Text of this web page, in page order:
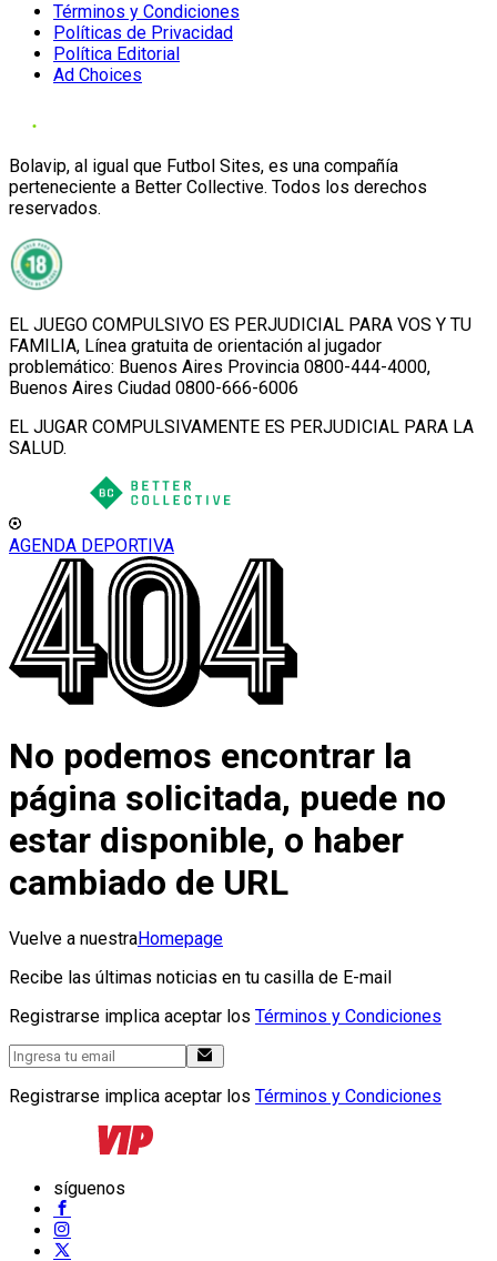
Términos y Condiciones
Políticas de Privacidad
Política Editorial
Ad Choices
Bolavip, al igual que Futbol Sites, es una compañía
perteneciente a Better Collective. Todos los derechos
reservados.
EL JUEGO COMPULSIVO ES PERJUDICIAL PARA VOS Y TU
FAMILIA, Línea gratuita de orientación al jugador
problemático: Buenos Aires Provincia 0800-444-4000,
Buenos Aires Ciudad 0800-666-6006
EL JUGAR COMPULSIVAMENTE ES PERJUDICIAL PARA LA
SALUD.
AGENDA DEPORTIVA
No podemos encontrar la
página solicitada, puede no
estar disponible, o haber
cambiado de URL
Vuelve a nuestraHomepage
Recibe las últimas noticias en tu casilla de E-mail
Registrarse implica aceptar los Términos y Condiciones
Registrarse implica aceptar los Términos y Condiciones
síguenos